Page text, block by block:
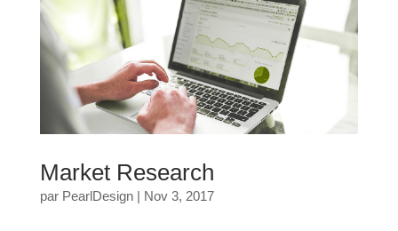
Market Research
par PearlDesign| Nov 3, 2017